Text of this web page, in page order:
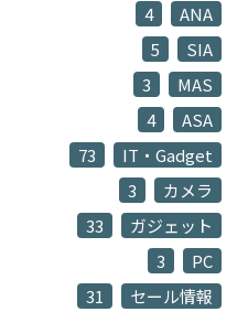
ANA
4
SIA
5
MAS
3
ASA
4
IT・Gadget
73
カメラ
3
ガジェット
33
PC
3
セール情報
31